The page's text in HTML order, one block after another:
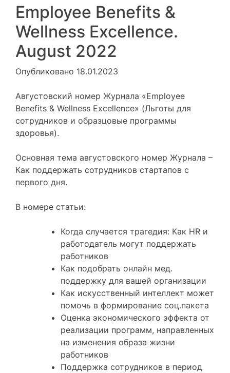
Employee Benefits &
Wellness Excellence.
August 2022
Опубликовано 18.01.2023
Августовский номер Журнала «Employee
Benefits & Wellness Excellence» (Льготы для
сотрудников и образцовые программы
здоровья).
Основная тема августовского номер Журнала –
Как поддержать сотрудников стартапов с
первого дня.
В номере статьи:
Когда случается трагедия: Как HR и
работодатель могут поддержать
работников
Как подобрать онлайн мед.
поддержку для вашей организации
Как искусственный интеллект может
помочь в формирование соц.пакета
Оценка экономического эффекта от
реализации программ, направленных
на изменения образа жизни
работников
Поддержка сотрудников в период